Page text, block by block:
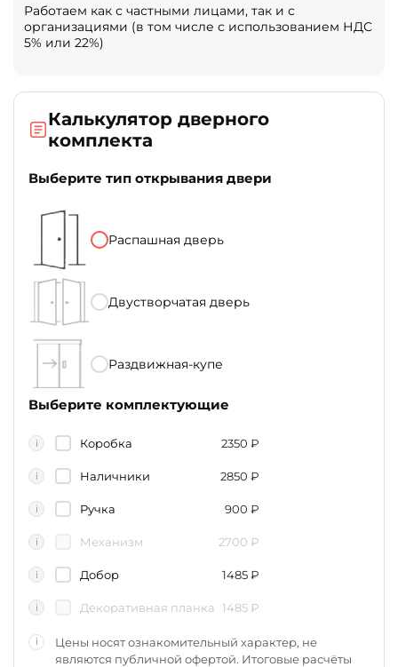
Работаем как с частными лицами, так и с
организациями (в том числе с использованием НДС
5% или 22%)
Калькулятор дверного
комплекта
Выберите тип открывания двери
Распашная дверь
Двустворчатая дверь
Раздвижная-купе
Выберите комплектующие
i Коробка 2350 ₽
i Наличники 2850 ₽
i Ручка 900 ₽
i Механизм 2700 ₽
i Добор 1485₽
i Декоративная планка 1485 ₽
i
Цены носят ознакомительный характер, не
являются публичной офертой. Итоговые расчёты